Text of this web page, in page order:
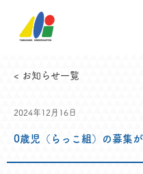
< お知らせ一覧
2024年12月16日
0歳児（らっこ組）の募集